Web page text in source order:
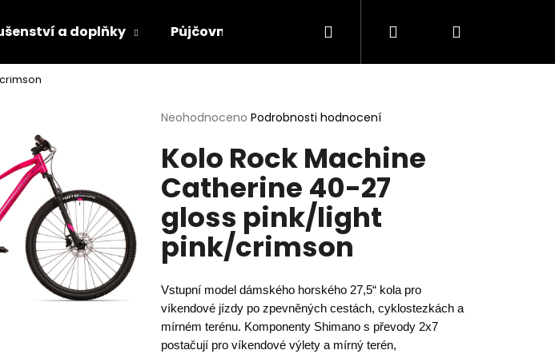
a doplňky Půjčovna lyží a elektrokol Servis lyží
Přihlášení
Průměrné
produktu
je
0,0
z
5
hvězdiček.
Neohodnoceno Podrobnosti hodnocení
Kolo Rock Machine
Catherine 40-27
gloss pink/light
pink/crimson
Vstupní model dámského horského 27,5“ kola pro
víkendové jízdy po zpevněných cestách, cyklostezkách a
mírném terénu. Komponenty Shimano s převody 2x7
postačují pro víkendové výlety a mírný terén,
Následující